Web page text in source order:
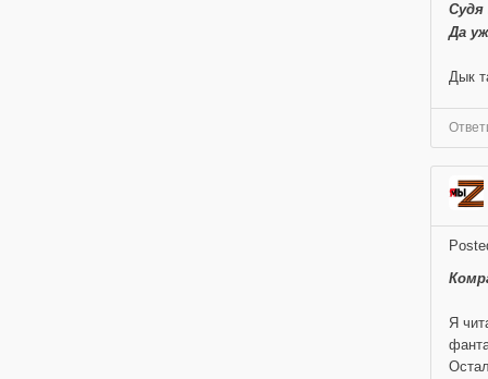
Судя
Да
Дык
Я